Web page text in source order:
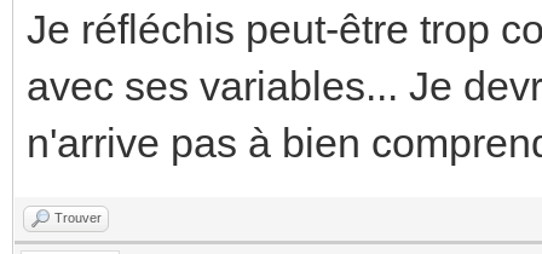
Je réfléchis peut-être trop
avec ses variables... Je
n'arrive pas à bien
Trouver